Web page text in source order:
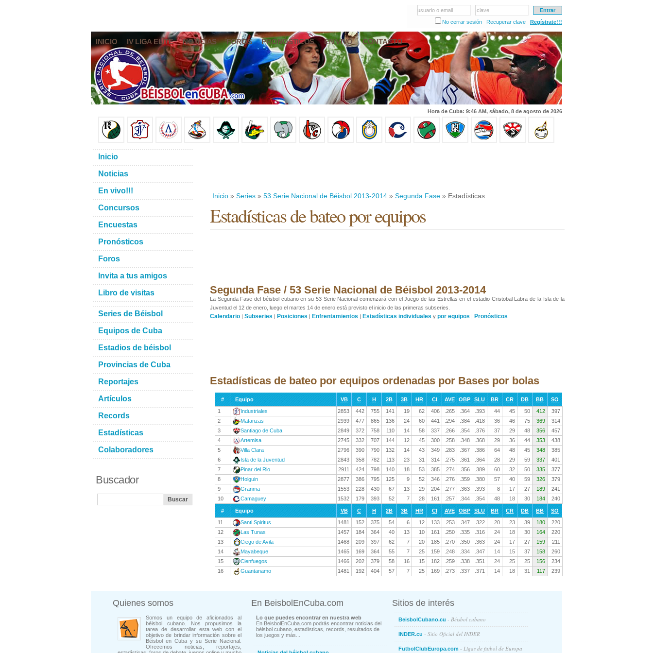
usuario o email
clave
No cerrar sesión
Recuperar clave Regístrate!!!
INICIO IV LIGA ELITE NOTICIAS FOROS PRONÓSTICOS EN VIVO CONTACTO
Hora de Cuba: 9:46 AM, sábado, 8 de agosto de 2026
Inicio » Series » 53 Serie Nacional de Béisbol 2013-2014 » Segunda Fase » Estadísticas
Estadísticas de bateo por equipos
Segunda Fase / 53 Serie Nacional de Béisbol 2013-2014
La Segunda Fase del béisbol cubano en su 53 Serie Nacional comenzará con el Juego de las Estrellas en el estadio Cristobal Labra de la Isla de la
Juventud el 12 de enero, luego el martes 14 de enero está previsto el inicio de las primeras subseries.
Calendario | Subseries | Posiciones | Enfrentamientos | Estadísticas individuales y por equipos | Pronósticos
Estadísticas de bateo por equipos ordenadas por Bases por bolas
# Equipo VB C H 2B 3B HR CI AVE OBP SLU BR CR DB BB
SO
1
Industriales 2853 442 755 141 19 62 406 .265 .364 .393 44 45 50 412
397
2
Matanzas 2939 477 865 136 24 60 441 .294 .384 .418 36 46 75 369
314
3
Santiago de Cuba 2849 372 758 110 14 58 337 .266 .354 .376 37 29 48 356
457
4
Artemisa 2745 332 707 144 12 45 300 .258 .348 .368 29 36 44 353
438
5
Villa Clara 2796 390 790 132 14 43 349 .283 .367 .386 64 48 45 348
385
6
Isla de la Juventud 2843 358 782 113 23 31 314 .275 .361 .364 28 29 59 337
401
7
Pinar del Rio 2911 424 798 140 18 53 385 .274 .356 .389 60 32 50 335
377
8
Holguin 2877 386 795 125 9 52 346 .276 .359 .380 57 40 59 326
379
9
Granma 1553 228 430 67 13 29 204 .277 .363 .393 8 17 27 189
241
10
Camaguey 1532 179 393 52 7 28 161 .257 .344 .354 48 18 30 184 240
# Equipo VB C H 2B 3B HR CI AVE OBP SLU BR CR DB BB
SO
11
Santi Spiritus 1481 152 375 54 6 12 133 .253 .347 .322 20 23 39 180
220
12
Las Tunas 1457 184 364 40 13 10 161 .250 .335 .316 24 18 30 164
220
13
Ciego de Avila 1468 209 397 62 7 20 185 .270 .350 .363 24 17 27 159
211
14
Mayabeque 1465 169 364 55 7 25 159 .248 .334 .347 14 15 37 158
260
15
Cienfuegos 1466 202 379 58 16 15 182 .259 .338 .351 24 25 25 156
234
16
Guantanamo 1481 192 404 57 7 25 169 .273 .337 .371 14 18 31 117 239
Inicio
Noticias
En vivo!!!
Concursos
Encuestas
Pronósticos
Foros
Invita a tus amigos
Libro de visitas
Series de Béisbol
Equipos de Cuba
Estadios de béisbol
Provincias de Cuba
Reportajes
Artículos
Records
Estadísticas
Colaboradores
Buscador
Quienes somos
Somos un equipo de aficionados al
béisbol cubano. Nos propusimos la
tarea de desarrollar esta web con el
objetivo de brindar información sobre el
Béisbol en Cuba y su Serie Nacional.
Ofrecemos noticias, reportajes,
En BeisbolEnCuba.com
Lo que puedes encontrar en nuestra web
En BeisbolEnCuba.com podrás encontrar noticias del
béisbol cubano, estadísticas, records, resultados de
los juegos y más...
Sitios de interés
BeisbolCubano.cu - Béisbol cubano
INDER.cu - Sitio Oficial del INDER
FutbolClubEuropa.com - Ligas de futbol de Europa